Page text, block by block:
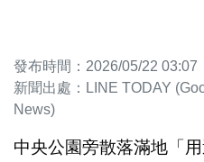
發布時間：2026/05/22 03:07
新聞出處：LINE TODAY
News)
中央公園旁散落滿地「